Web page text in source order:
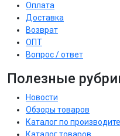
Оплата
Доставка
Возврат
ОПТ
Вопрос / ответ
Полезные
Новости
Обзоры товаров
Каталог по